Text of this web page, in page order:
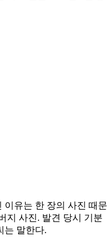
이유는 한 장의 사진 때문
지 사진. 발견 당시 기분
는 말한다.